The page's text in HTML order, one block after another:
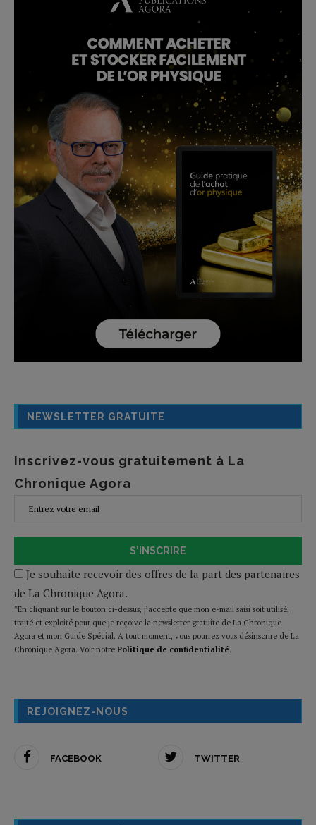
NEWSLETTER GRATUITE
Inscrivez-vous gratuitement à La
Chronique Agora
S'INSCRIRE
Je souhaite recevoir des offres de la part des partenaires
de La Chronique Agora.
*En cliquant sur le bouton ci-dessus, j’accepte que mon e-mail saisi soit utilisé,
traité et exploité pour que je reçoive la newsletter gratuite de La Chronique
Agora et mon Guide Spécial. A tout moment, vous pourrez vous désinscrire de La
Chronique Agora. Voir notre Politique de confidentialité.
REJOIGNEZ-NOUS
FACEBOOK TWITTER